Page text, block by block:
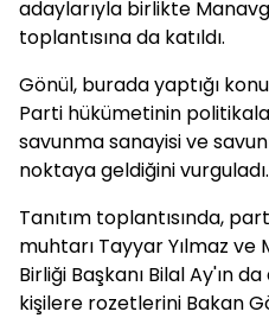
adaylarıyla birlikte
toplantısına da katıldı.
Gönül, burada yaptığı
Parti hükümetinin
savunma sanayisi ve
noktaya geldiğini vurguladı.
Tanıtım toplantısında,
muhtarı Tayyar Yılmaz
Birliği Başkanı Bilal Ay'ın
kişilere rozetlerini Bakan